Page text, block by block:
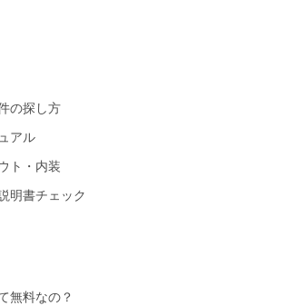
の探し方
アル
ト・内装
明書チェック
無料なの？